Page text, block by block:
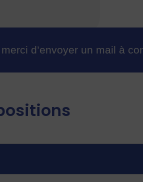
d’envoyer un mail à